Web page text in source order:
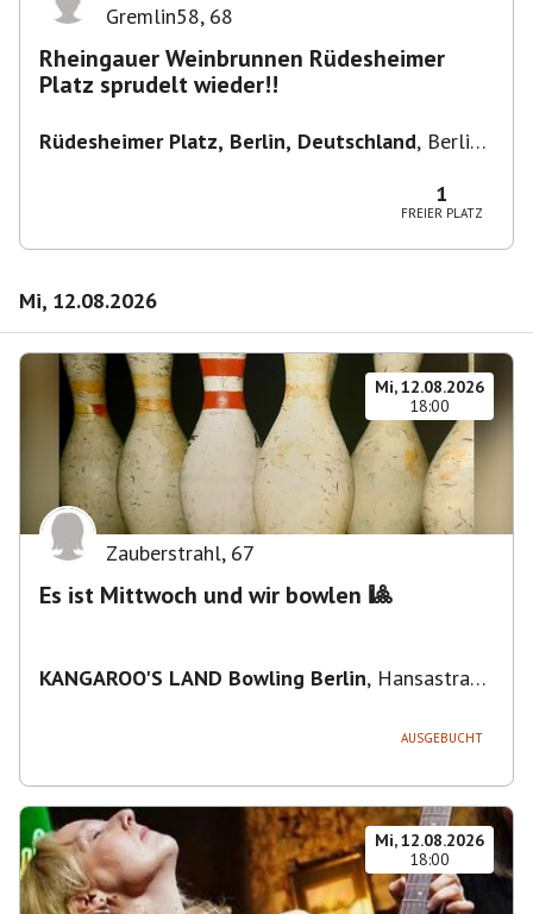
Gremlin58, 68
Rheingauer Weinbrunnen Rüdesheimer
Platz sprudelt wieder!!
Rüdesheimer Platz, Berlin, Deutschland, Berlin-
1
FREIER PLATZ
Mi, 12.08.2026
Mi, 12.08.2026
18:00
Zauberstrahl, 67
Es ist Mittwoch und wir bowlen 🎱
KANGAROO'S LAND Bowling Berlin, Hansastraße
AUSGEBUCHT
Mi, 12.08.2026
18:00